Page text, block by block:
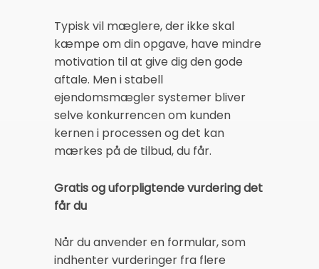
Typisk vil mæglere, der ikke skal
kæmpe om din opgave, have mindre
motivation til at give dig den gode
aftale. Men i stabell
ejendomsmægler systemer bliver
selve konkurrencen om kunden
kernen i processen og det kan
mærkes på de tilbud, du får.
Gratis og uforpligtende vurdering det
får du
Når du anvender en formular, som
indhenter vurderinger fra flere